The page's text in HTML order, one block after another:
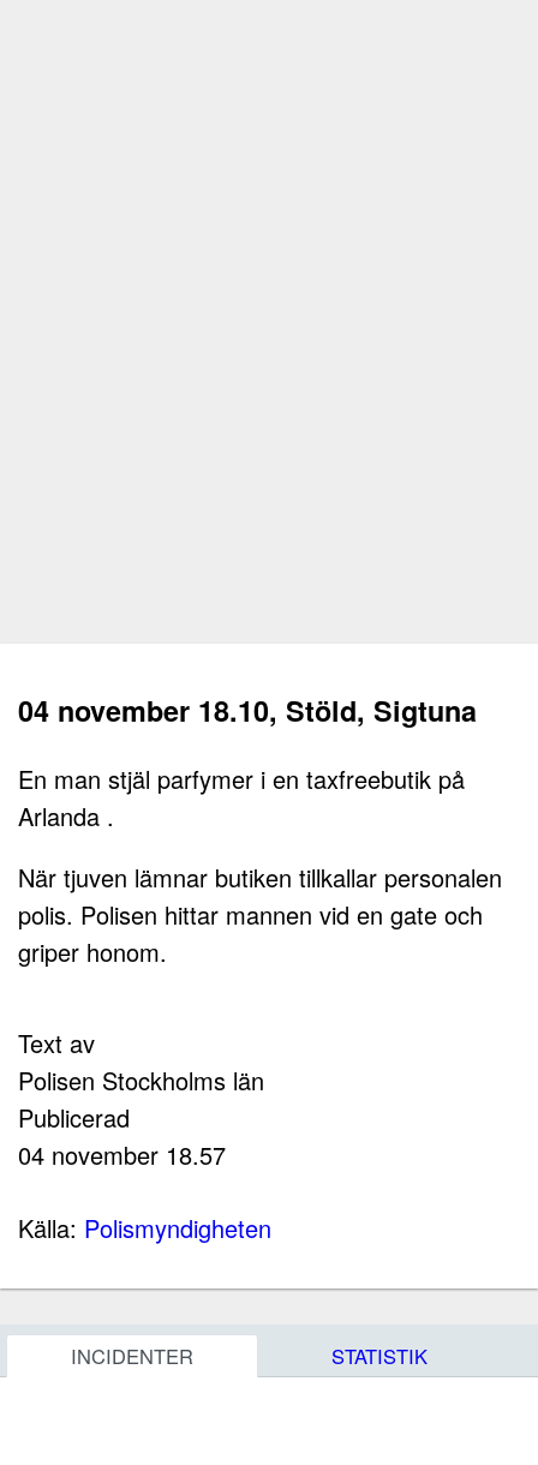
04 november 18.10, Stöld, Sigtuna
En man stjäl parfymer i en taxfreebutik på
Arlanda .
När tjuven lämnar butiken tillkallar personalen
polis. Polisen hittar mannen vid en gate och
griper honom.
Text av
Polisen Stockholms län
Publicerad
04 november 18.57
Källa: Polismyndigheten
INCIDENTER STATISTIK